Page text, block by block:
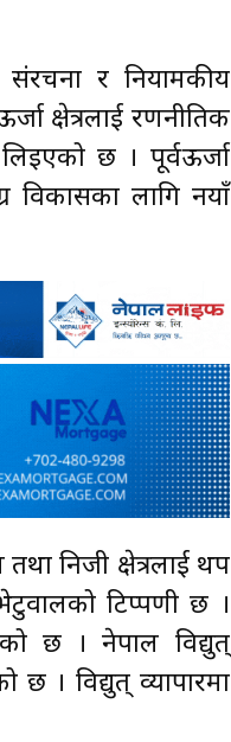
संरचना र नियामकीय
क्षेत्रलाई रणनीतिक
छ । पूर्वऊर्जा
विकासका लागि नयाँ
निजी क्षेत्रलाई थप
टिप्पणी छ ।
छ । नेपाल विद्युत्
। विद्युत् व्यापारमा